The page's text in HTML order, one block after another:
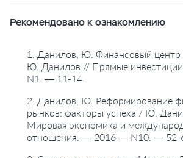
Рекомендовано к ознакомлению
1. Данилов, Ю. Финансовый
Ю. Данилов // Прямые
N1. — 11-14.
2. Данилов, Ю. Реформирование
рынков: факторы успеха / Ю.
Мировая экономика и
отношения. — 2016 — N10. — 52-